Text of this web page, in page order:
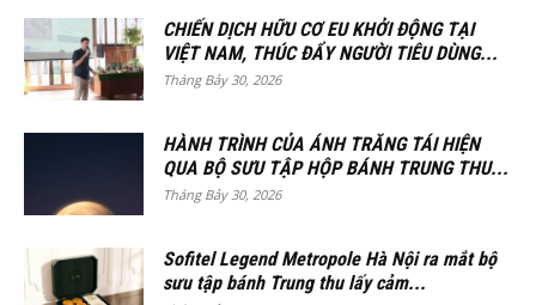
CHIẾN DỊCH HỮU CƠ EU KHỞI ĐỘNG TẠI
VIỆT NAM, THÚC ĐẨY NGƯỜI TIÊU DÙNG...
Tháng Bảy 30, 2026
HÀNH TRÌNH CỦA ÁNH TRĂNG TÁI HIỆN
QUA BỘ SƯU TẬP HỘP BÁNH TRUNG THU...
Tháng Bảy 30, 2026
Sofitel Legend Metropole Hà Nội ra mắt bộ
sưu tập bánh Trung thu lấy cảm...